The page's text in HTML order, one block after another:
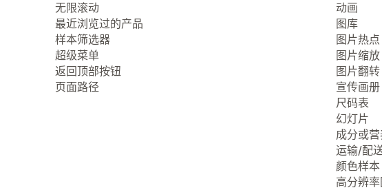
无限滚动
最近浏览过的产品
样本筛选器
超级菜单
返回顶部按钮
页面路径
动画
图库
图片热点
图片缩放
图片翻转
宣传画册
尺码表
幻灯片
成分或
运输/配
颜色样本
高分辨